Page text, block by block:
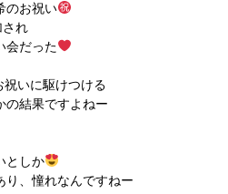
のお祝い
され
会だった
いに駆けつける
の結果ですよねー
としか
り、憧れなんですねー